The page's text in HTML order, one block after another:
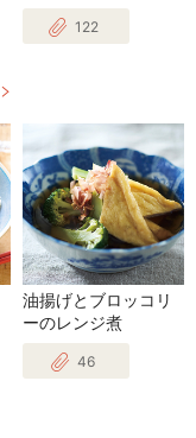
122
油揚げとブロッコリ
ーのレンジ煮
46